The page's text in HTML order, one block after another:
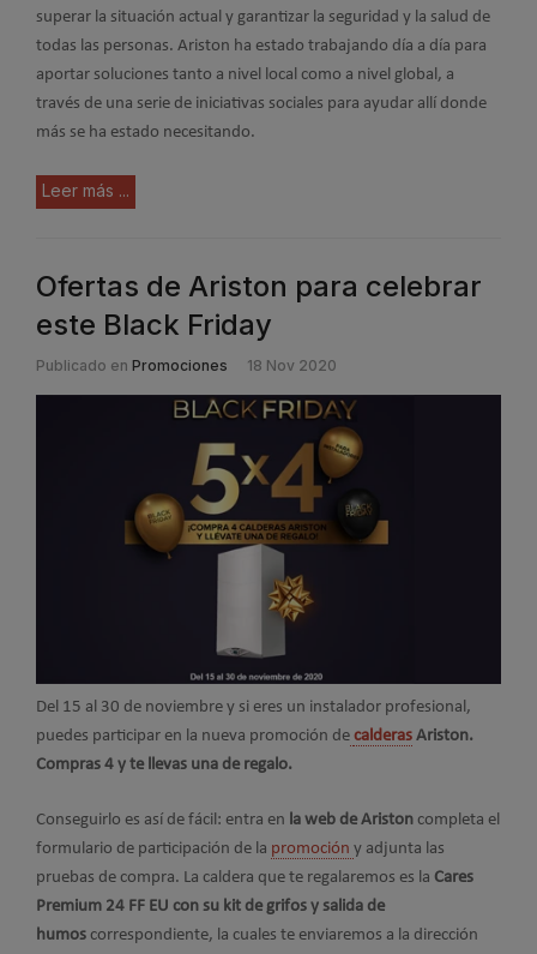
superar la situación actual y garantizar la seguridad y la salud de
todas las personas. Ariston ha estado trabajando día a día para
aportar soluciones tanto a nivel local como a nivel global, a
través de una serie de iniciativas sociales para ayudar allí donde
más se ha estado necesitando.
Leer más ...
Ofertas de Ariston para celebrar
este Black Friday
Publicado en Promociones 18 Nov 2020
Del 15 al 30 de noviembre y si eres un instalador profesional,
puedes participar en la nueva promoción de calderas Ariston.
Compras 4 y te llevas una de regalo.
Conseguirlo es así de fácil: entra en la web de Ariston completa el
formulario de participación de la promoción y adjunta las
pruebas de compra. La caldera que te regalaremos es la Cares
Premium 24 FF EU con su kit de grifos y salida de
humos correspondiente, la cuales te enviaremos a la dirección